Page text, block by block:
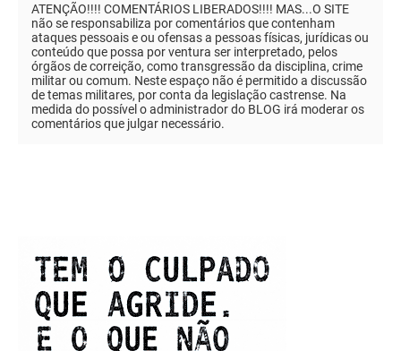
ATENÇÃO!!!! COMENTÁRIOS LIBERADOS!!!! MAS...O SITE
não se responsabiliza por comentários que contenham
ataques pessoais e ou ofensas a pessoas físicas, jurídicas ou
conteúdo que possa por ventura ser interpretado, pelos
órgãos de correição, como transgressão da disciplina, crime
militar ou comum. Neste espaço não é permitido a discussão
de temas militares, por conta da legislação castrense. Na
medida do possível o administrador do BLOG irá moderar os
comentários que julgar necessário.